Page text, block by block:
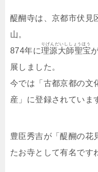
醍醐寺は、京都市伏見
山。
874年に理源大師聖宝
りげんだいししょうほう
展しました。
今では「古都京都の文
産」に登録されていま
豊臣秀吉が「醍醐の花
たお寺として有名です